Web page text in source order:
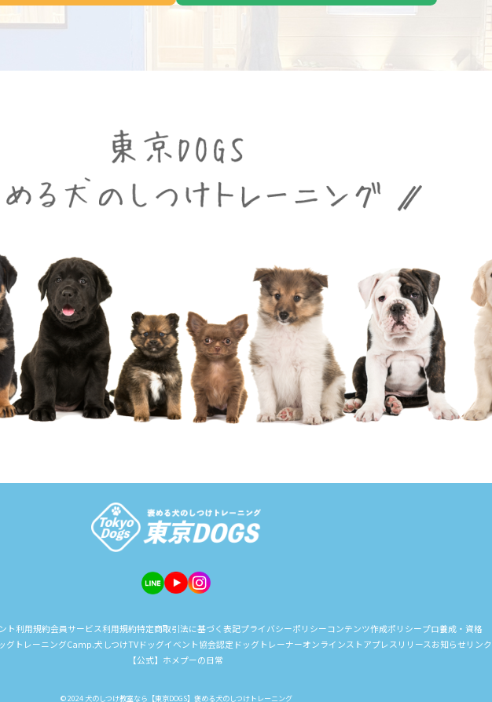
ト利用規約会員サービス利用規約特定商取引法に基づく表記プライバシーポリシーコンテンツ作成ポリシープロ養成・資格
グトレーニングCamp.犬しつけTVドッグイベント協会認定ドッグトレーナーオンラインストアプレスリリースお知らせリンク
【公式】ホメプーの日常
© 2024 犬のしつけ教室なら【東京DOGS】褒める犬のしつけトレーニング